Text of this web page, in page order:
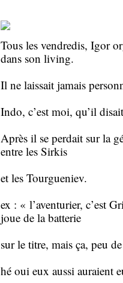
Tous les vendredis, Igor
dans son living.
Il ne laissait jamais
Indo, c’est moi, qu’il
Après il se perdait sur la
entre les Sirkis
et les Tourgueniev.
ex : « l’aventurier, c’est
joue de la batterie
sur le titre, mais ça, peu
hé oui eux aussi auraient